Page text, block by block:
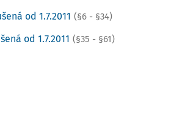
od 1.7.2011 (§6 - §34)
od 1.7.2011 (§35 - §61)